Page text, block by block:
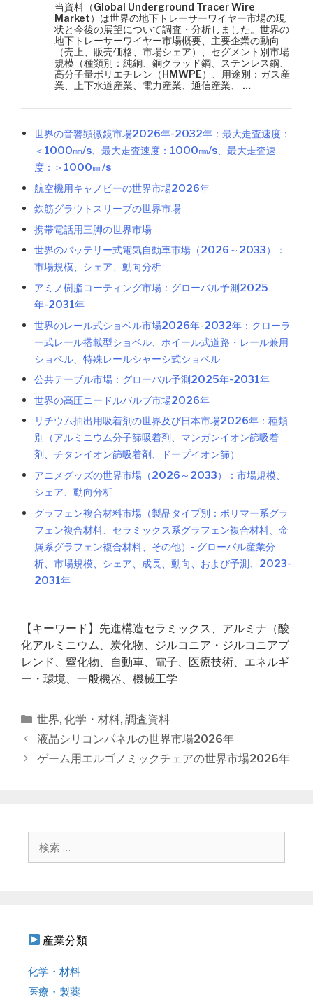
当資料（Global Underground Tracer Wire
Market）は世界の地下トレーサーワイヤー市場の現
状と今後の展望について調査・分析しました。世界の
地下トレーサーワイヤー市場概要、主要企業の動向
（売上、販売価格、市場シェア）、セグメント別市場
規模（種類別：純銅、銅クラッド鋼、ステンレス鋼、
高分子量ポリエチレン（HMWPE）、用途別：ガス産
業、上下水道産業、電力産業、通信産業、 …
世界の音響顕微鏡市場2026年-2032年：最大走査速度：
＜1000㎜/s、最大走査速度：1000㎜/s、最大走査速
度：＞1000㎜/s
航空機用キャノピーの世界市場2026年
鉄筋グラウトスリーブの世界市場
携帯電話用三脚の世界市場
世界のバッテリー式電気自動車市場（2026～2033）：
市場規模、シェア、動向分析
アミノ樹脂コーティング市場：グローバル予測2025
年-2031年
世界のレール式ショベル市場2026年-2032年：クローラ
ー式レール搭載型ショベル、ホイール式道路・レール兼用
ショベル、特殊レールシャーシ式ショベル
公共テーブル市場：グローバル予測2025年-2031年
世界の高圧ニードルバルブ市場2026年
リチウム抽出用吸着剤の世界及び日本市場2026年：種類
別（アルミニウム分子篩吸着剤、マンガンイオン篩吸着
剤、チタンイオン篩吸着剤、ドープイオン篩）
アニメグッズの世界市場（2026～2033）：市場規模、
シェア、動向分析
グラフェン複合材料市場（製品タイプ別：ポリマー系グラ
フェン複合材料、セラミックス系グラフェン複合材料、金
属系グラフェン複合材料、その他）- グローバル産業分
析、市場規模、シェア、成長、動向、および予測、2023-
2031年
【キーワード】先進構造セラミックス、アルミナ（酸
化アルミニウム、炭化物、ジルコニア・ジルコニアブ
レンド、窒化物、自動車、電子、医療技術、エネルギ
ー・環境、一般機器、機械工学
カ
テ
ゴ
リ
世界, 化学・材料, 調査資料
投
稿
液晶シリコンパネルの世界市場2026年
ゲーム用エルゴノミックチェアの世界市場2026年
産業分類
化学・材料
医療・製薬